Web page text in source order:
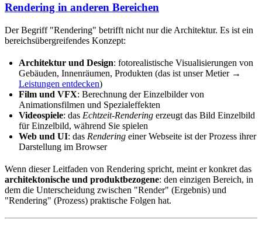
Rendering in anderen Bereichen
Der Begriff "Rendering" betrifft nicht nur die Architektur. Es ist ein
bereichsübergreifendes Konzept:
Architektur und Design: fotorealistische Visualisierungen von
Gebäuden, Innenräumen, Produkten (das ist unser Metier →
Leistungen entdecken)
Film und VFX: Berechnung der Einzelbilder von
Animationsfilmen und Spezialeffekten
Videospiele: das Echtzeit-Rendering erzeugt das Bild Einzelbild
für Einzelbild, während Sie spielen
Web und UI: das Rendering einer Webseite ist der Prozess ihrer
Darstellung im Browser
Wenn dieser Leitfaden von Rendering spricht, meint er konkret das
architektonische und produktbezogene: den einzigen Bereich, in
dem die Unterscheidung zwischen "Render" (Ergebnis) und
"Rendering" (Prozess) praktische Folgen hat.